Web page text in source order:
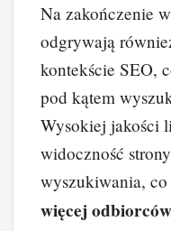
Na zakończenie
odgrywają
kontekście SEO,
pod kątem
Wysokiej jakości
widoczność
wyszukiwania,
więcej odbiorców